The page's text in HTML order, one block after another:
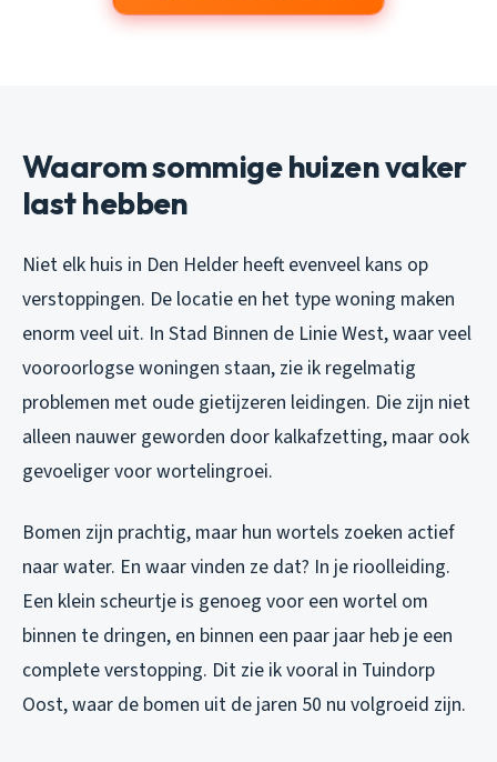
Waarom sommige huizen vaker
last hebben
Niet elk huis in Den Helder heeft evenveel kans op
verstoppingen. De locatie en het type woning maken
enorm veel uit. In Stad Binnen de Linie West, waar veel
vooroorlogse woningen staan, zie ik regelmatig
problemen met oude gietijzeren leidingen. Die zijn niet
alleen nauwer geworden door kalkafzetting, maar ook
gevoeliger voor wortelingroei.
Bomen zijn prachtig, maar hun wortels zoeken actief
naar water. En waar vinden ze dat? In je rioolleiding.
Een klein scheurtje is genoeg voor een wortel om
binnen te dringen, en binnen een paar jaar heb je een
complete verstopping. Dit zie ik vooral in Tuindorp
Oost, waar de bomen uit de jaren 50 nu volgroeid zijn.